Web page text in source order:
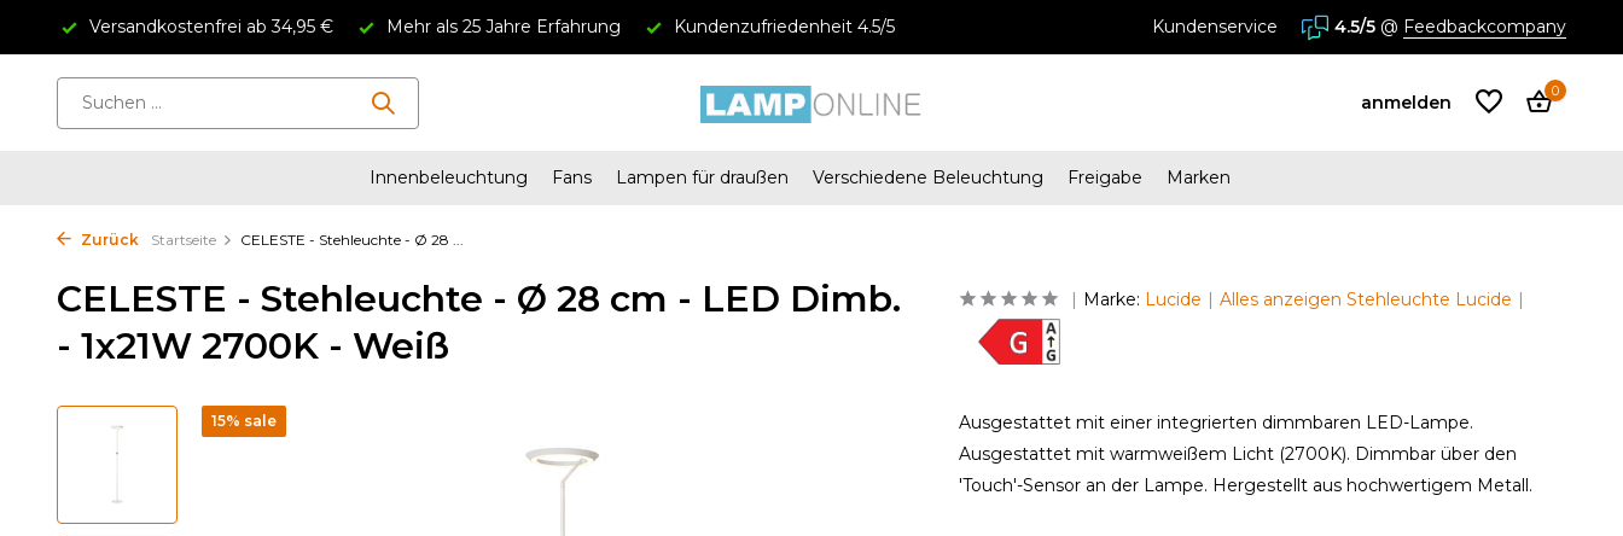
Versandkostenfrei ab 34,95 € Mehr als 25 Jahre Erfahrung Kundenzufriedenheit 4.5/5 Kundenservice 4.5/5 @ Feedbackcompany
anmelden
0
Innenbeleuchtung Fans Lampen für draußen Verschiedene Beleuchtung Freigabe Marken
Zurück Startseite CELESTE - Stehleuchte - Ø 28 ...
CELESTE - Stehleuchte - Ø 28 cm - LED Dimb.
- 1x21W 2700K - Weiß
15% sale
Marke: Lucide Alles anzeigen Stehleuchte Lucide
Ausgestattet mit einer integrierten dimmbaren LED-Lampe.
Ausgestattet mit warmweißem Licht (2700K). Dimmbar über den
'Touch'-Sensor an der Lampe. Hergestellt aus hochwertigem Metall.